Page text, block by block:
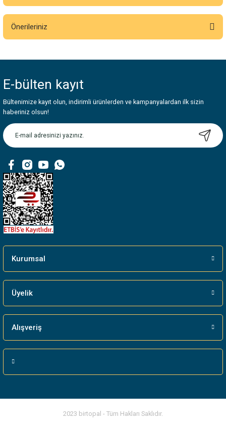
Bu ürüne ilk yorumu siz yapın!
Önerileriniz
Görüş ve önerileriniz için teşekkür ederiz.
Ürün resmi kalitesiz, bozuk veya görüntülenemiyor.
Ürün açıklamasında eksik bilgiler bulunuyor.
Ürün bilgilerinde hatalar bulunuyor.
Bu ürüne benzer farklı alternatifler olmalı.
E-bülten kayıt
Bültenimize kayıt olun, indirimli ürünlerden ve kampanyalardan ilk sizin
haberiniz olsun!
Kurumsal
Üyelik
Alışveriş
2023 birtopal - Tüm Hakları Saklıdır.